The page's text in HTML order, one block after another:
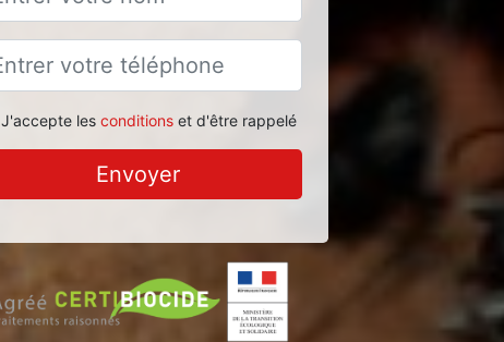
J'accepte les conditionset d'être rappelé
Envoyer